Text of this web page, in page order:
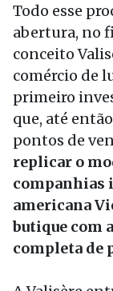
Todo esse
abertura, no
conceito
comércio de
primeiro
que, até
pontos de
replicar o
companhias
americana
butique com
completa de